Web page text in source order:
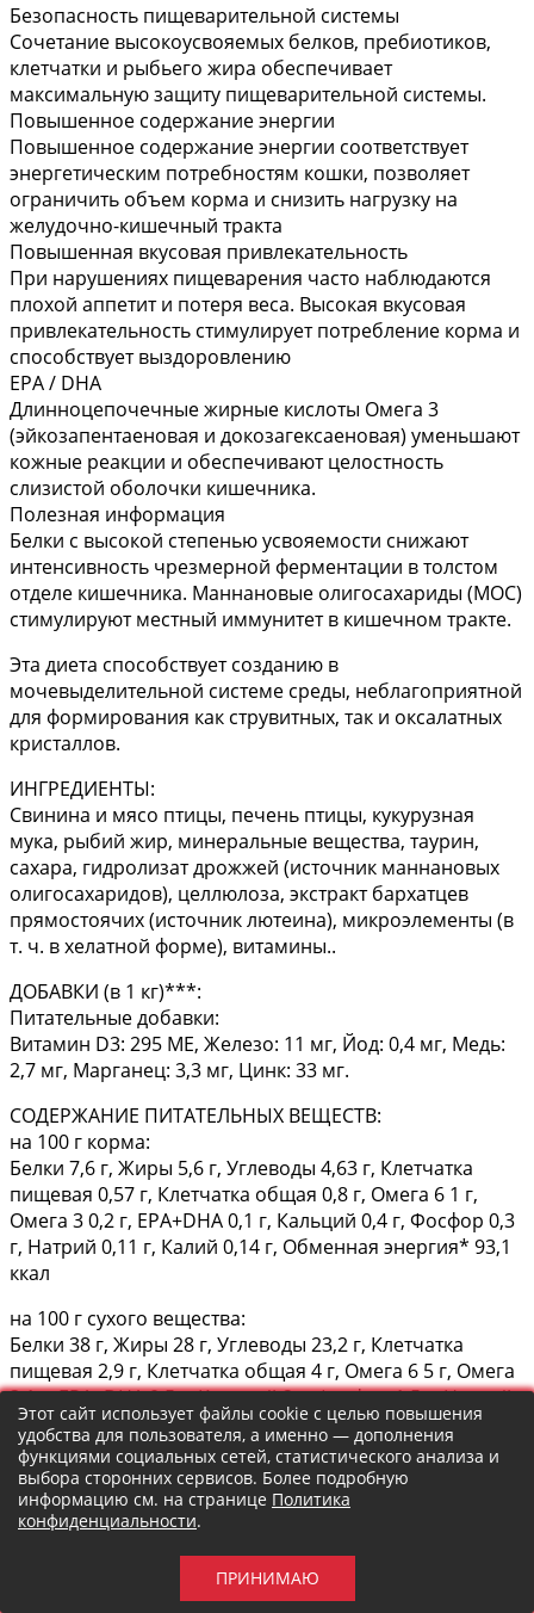
Безопасность пищеварительной системы
Сочетание высокоусвояемых белков, пребиотиков,
клетчатки и рыбьего жира обеспечивает
максимальную защиту пищеварительной системы.
Повышенное содержание энергии
Повышенное содержание энергии соответствует
энергетическим потребностям кошки, позволяет
ограничить объем корма и снизить нагрузку на
желудочно-кишечный тракта
Повышенная вкусовая привлекательность
При нарушениях пищеварения часто наблюдаются
плохой аппетит и потеря веса. Высокая вкусовая
привлекательность стимулирует потребление корма и
способствует выздоровлению
EPA / DHA
Длинноцепочечные жирные кислоты Омега 3
(эйкозапентаеновая и докозагексаеновая) уменьшают
кожные реакции и обеспечивают целостность
слизистой оболочки кишечника.
Полезная информация
Белки с высокой степенью усвояемости снижают
интенсивность чрезмерной ферментации в толстом
отделе кишечника. Маннановые олигосахариды (МОС)
стимулируют местный иммунитет в кишечном тракте.
Эта диета способствует созданию в
мочевыделительной системе среды, неблагоприятной
для формирования как струвитных, так и оксалатных
кристаллов.
ИНГРЕДИЕНТЫ:
Свинина и мясо птицы, печень птицы, кукурузная
мука, рыбий жир, минеральные вещества, таурин,
сахара, гидролизат дрожжей (источник маннановых
олигосахаридов), целлюлоза, экстракт бархатцев
прямостоячих (источник лютеина), микроэлементы (в
т. ч. в хелатной форме), витамины..
ДОБАВКИ (в 1 кг)***:
Питательные добавки:
Витамин D3: 295 МЕ, Железо: 11 мг, Йод: 0,4 мг, Медь:
2,7 мг, Марганец: 3,3 мг, Цинк: 33 мг.
СОДЕРЖАНИЕ ПИТАТЕЛЬНЫХ ВЕЩЕСТВ:
на 100 г корма:
Белки 7,6 г, Жиры 5,6 г, Углеводы 4,63 г, Клетчатка
пищевая 0,57 г, Клетчатка общая 0,8 г, Омега 6 1 г,
Омега 3 0,2 г, EPA+DHA 0,1 г, Кальций 0,4 г, Фосфор 0,3
г, Натрий 0,11 г, Калий 0,14 г, Обменная энергия* 93,1
ккал
на 100 г сухого вещества:
Белки 38 г, Жиры 28 г, Углеводы 23,2 г, Клетчатка
пищевая 2,9 г, Клетчатка общая 4 г, Омега 6 5 г, Омега
3 1 г, EPA+DHA 0,5 г, Кальций 2 г, Фосфор 1,5 г, Натрий
0,6 г, Калий 0,7 г, Обменная энергия* 465,5 ккал
КОМПЛЕКС АНТИОКСИДАНТОВ СИНЕРГИЧНОГО
ДЕЙСТВИЯ:
на 100 г корма:
Этот сайт использует файлы cookie с целью повышения
удобства для пользователя, а именно — дополнения
функциями социальных сетей, статистического анализа и
выбора сторонних сервисов. Более подробную
информацию см. на странице Политика
конфиденциальности.
ПРИНИМАЮ